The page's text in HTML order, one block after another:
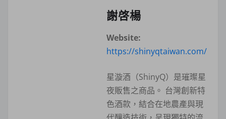
謝啓楊
Website:
https://shinyqtaiwan.com/
星漩酒（ShinyQ）是璀璨星
夜販售之商品。 台灣創新特
色酒款，結合在地農產與現